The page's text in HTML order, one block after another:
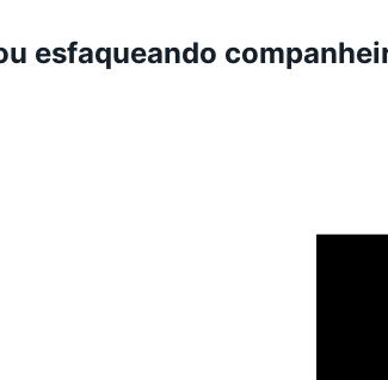
esfaqueando